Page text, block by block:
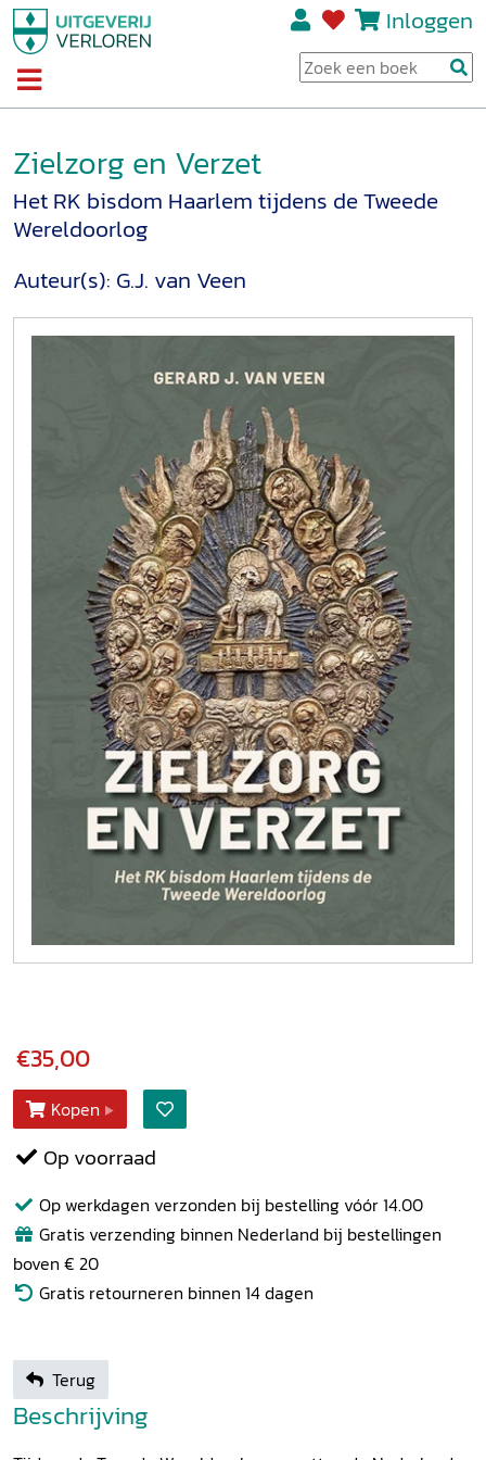
Inloggen
Zielzorg en Verzet
Het RK bisdom Haarlem tijdens de Tweede
Wereldoorlog
Auteur(s): G.J. van Veen
€35,00
Kopen
Op voorraad
Op werkdagen verzonden bij bestelling vóór 14.00
Gratis verzending binnen Nederland bij bestellingen
boven € 20
Gratis retourneren binnen 14 dagen
Terug
Beschrijving